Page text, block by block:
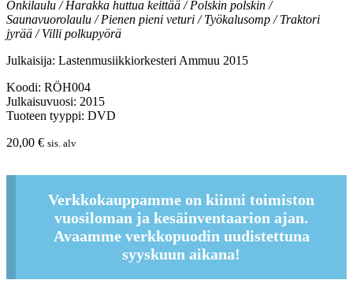
Onkilaulu / Harakka huttua keittää / Polskin polskin /
Saunavuorolaulu / Pienen pieni veturi / Työkalusomp / Traktori
jyrää / Villi polkupyörä
Julkaisija: Lastenmusiikkiorkesteri Ammuu 2015
Koodi: RÖH004
Julkaisuvuosi: 2015
Tuoteen tyyppi: DVD
20,00 € sis. alv
Verkkokauppamme on kiinni toimiston
vuosiloman ja kesäinventaarion ajan.
Avaamme verkkopuodin uudistettuna
syyskuun aikana!